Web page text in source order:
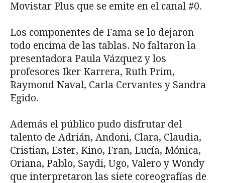
Movistar Plus que se emite en el canal #0.
Los componentes de Fama se lo dejaron
todo encima de las tablas. No faltaron la
presentadora Paula Vázquez y los
profesores Iker Karrera, Ruth Prim,
Raymond Naval, Carla Cervantes y Sandra
Egido.
Además el público pudo disfrutar del
talento de Adrián, Andoni, Clara, Claudia,
Cristian, Ester, Kino, Fran, Lucía, Mónica,
Oriana, Pablo, Saydi, Ugo, Valero y Wondy
que interpretaron las siete coreografías de